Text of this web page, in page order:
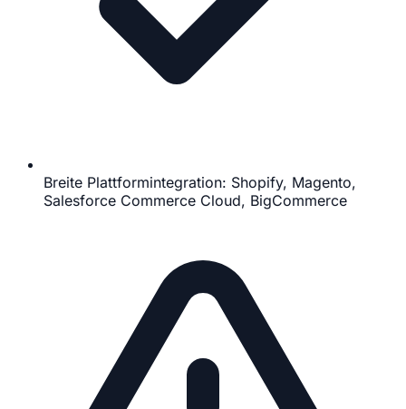
Breite Plattformintegration: Shopify, Magento,
Salesforce Commerce Cloud, BigCommerce